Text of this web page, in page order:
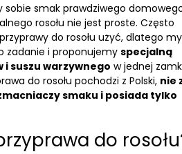
smak prawdziwego domowego
rosołu nie jest proste. Często
do rosołu użyć, dlatego my
zadanie i proponujemyspecjalną
suszu warzywnego w jednej
do rosołu pochodzi z Polski, nie
smaku i posiada tylko
do